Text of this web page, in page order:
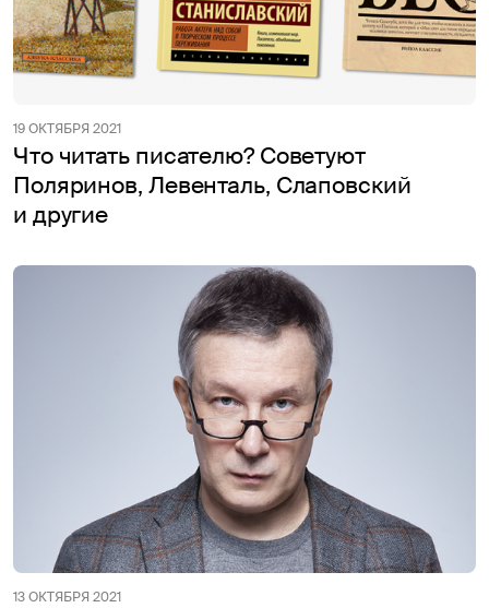
19 ОКТЯБРЯ 2021
Что читать писателю? Советуют
Поляринов, Левенталь, Слаповский
и другие
13 ОКТЯБРЯ 2021